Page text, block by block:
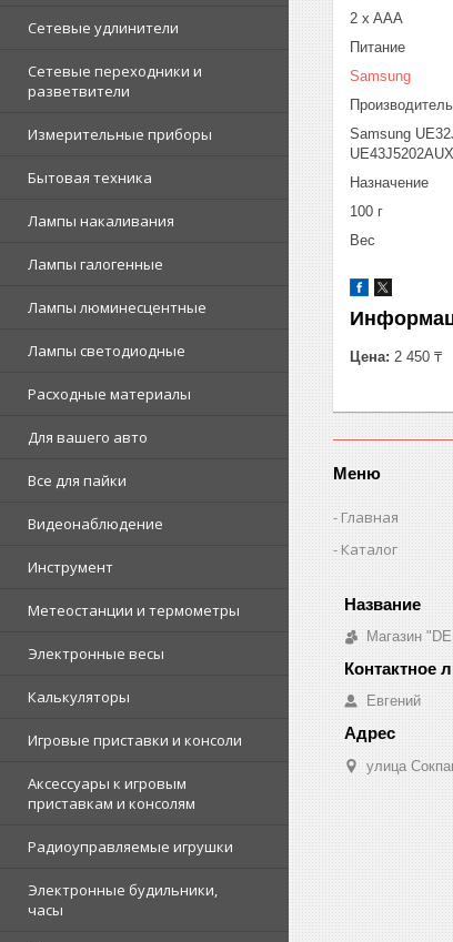
Сетевые удлинители
Сетевые переходники и
разветвители
Измерительные приборы
Бытовая техника
Лампы накаливания
Лампы галогенные
Лампы люминесцентные
Лампы светодиодные
Расходные материалы
Для вашего авто
Все для пайки
Видеонаблюдение
Инструмент
Метеостанции и термометры
Электронные весы
Калькуляторы
Игровые приставки и консоли
Аксессуары к игровым
приставкам и консолям
Радиоуправляемые игрушки
Электронные будильники,
часы
2 x AAA
Питание
Samsung
Samsung
Назначение
100 г
Вес
Цена: 2 450 ₸
Меню
Главная
Каталог
Магазин
Евгений
улица